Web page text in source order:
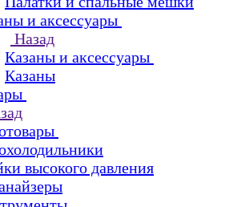
и аксессуары
Назад
Казаны и аксессуары
Казаны
высокого давления